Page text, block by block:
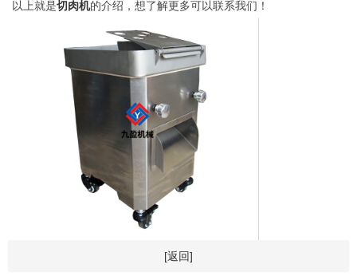
以上就是切肉机的介绍，想了解更多可以联系我们！
[返回]